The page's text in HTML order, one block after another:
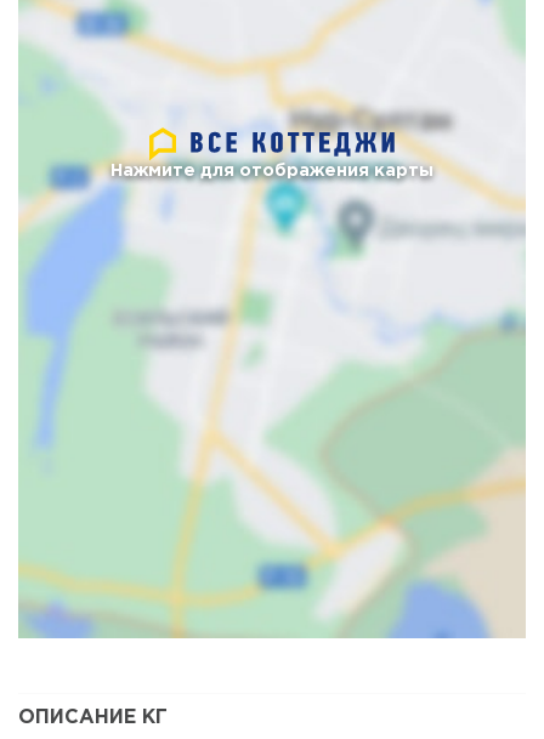
Нажмите для отображения карты
ОПИСАНИЕ КГ